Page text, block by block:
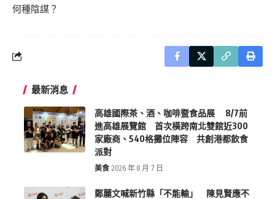
何種陰謀？
最新消息
高雄國際茶、酒、咖啡暨食品展 8/7前
進高雄展覽館 首次橫跨南北雙館近300
家廠商、540格攤位陣容 共創港都飲食
派對
美食 2026 年 8 月 7 日
鄭麗文喊新竹縣「不能輸」 陳見賢應不